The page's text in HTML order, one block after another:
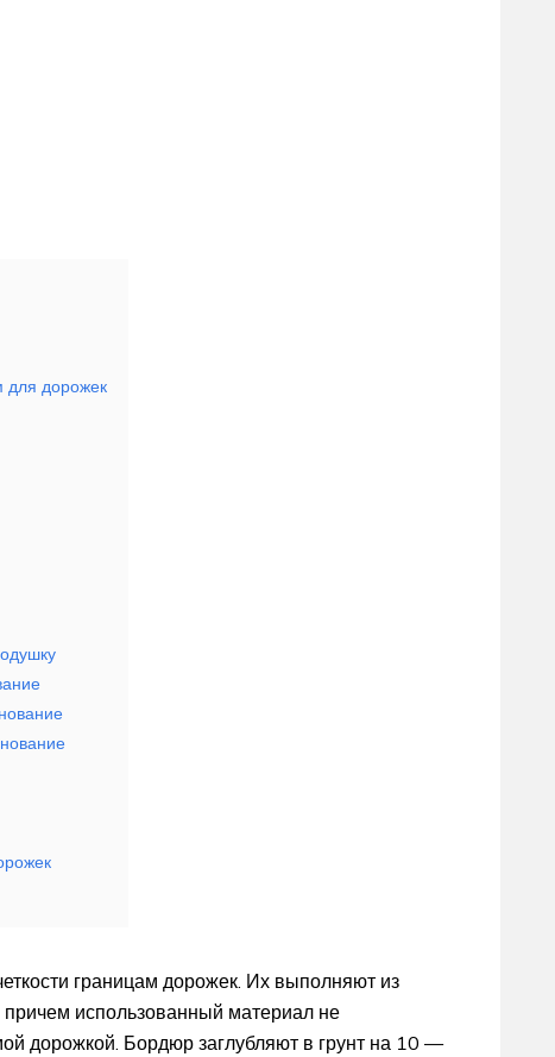
для дорожек
границам дорожек. Их выполняют из
причем использованный материал не
дорожкой. Бордюр заглубляют в грунт на 10 —